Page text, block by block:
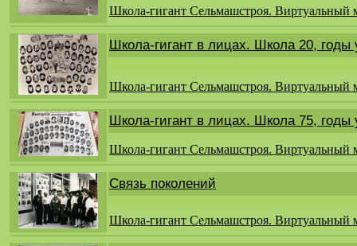
Школа-гигант Сельмашстроя. Виртуальный
Школа-гигант в лицах. Школа 20, годы
Школа-гигант Сельмашстроя. Виртуальный
Школа-гигант в лицах. Школа 75, годы
Школа-гигант Сельмашстроя. Виртуальный
Связь поколений
Школа-гигант Сельмашстроя. Виртуальный